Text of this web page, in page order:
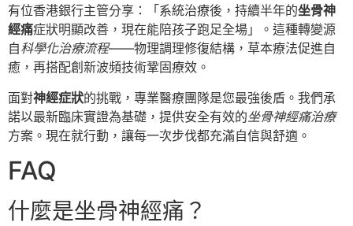
有位香港銀行主管分享：「系統治療後，持續半年的坐骨神
經痛症狀明顯改善，現在能陪孩子跑足全場」。這種轉變源
自科學化治療流程——物理調理修復結構，草本療法促進自
癒，再搭配創新波頻技術鞏固療效。
面對神經症狀的挑戰，專業醫療團隊是您最強後盾。我們承
諾以最新臨床實證為基礎，提供安全有效的坐骨神經痛治療
方案。現在就行動，讓每一次步伐都充滿自信與舒適。
FAQ
什麼是坐骨神經痛？